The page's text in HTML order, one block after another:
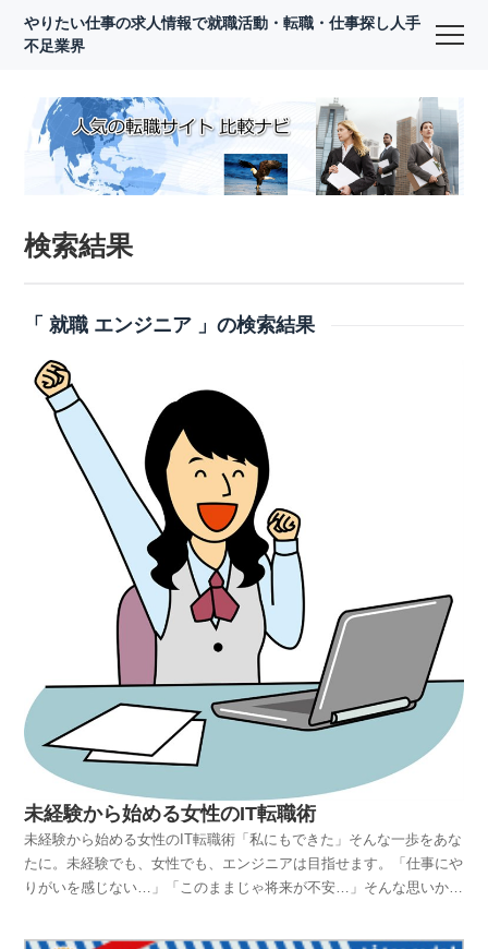
やりたい仕事の求人情報で就職活動・転職・仕事探し人手
不足業界
検索結果
「 就職 エンジニア 」の検索結果
未経験から始める女性のIT転職術
未経験から始める女性のIT転職術「私にもできた」そんな一歩をあな
たに。未経験でも、女性でも、エンジニアは目指せます。「仕事にや
りがいを感じない…」「このままじゃ将来が不安…」そんな思いか